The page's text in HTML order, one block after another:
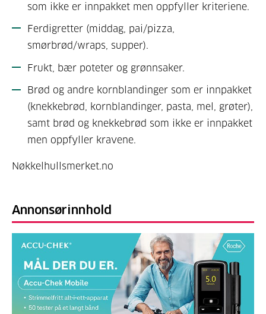
som ikke er innpakket men oppfyller kriteriene.
Ferdigretter (middag, pai/pizza,
smørbrød/wraps, supper).
Frukt, bær poteter og grønnsaker.
Brød og andre kornblandinger som er innpakket
(knekkebrød, kornblandinger, pasta, mel, grøter),
samt brød og knekkebrød som ikke er innpakket
men oppfyller kravene.
Nøkkelhullsmerket.no
Annonsørinnhold